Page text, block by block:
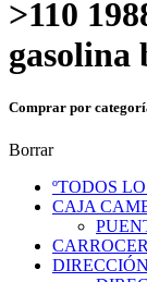
>110
gasolina
Comprar por
Borrar
ºTODOS
CAJA